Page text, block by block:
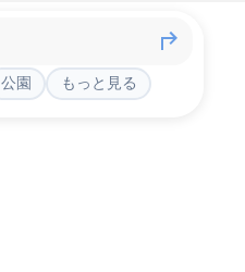
公園 もっと見る